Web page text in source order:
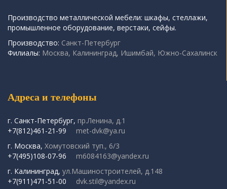
Производство металлической мебели: шкафы, стеллажи,
промышленное оборудование, верстаки, сейфы.
Производство: Санкт-Петербург
Филиалы: Москва, Калининград, Ишимбай, Южно-Сахалинск
Адреса и телефоны
г. Санкт-Петербург, пр.Ленина, д.1
+7(812)461-21-99
met-dvk@ya.ru
г. Москва, Хомутовский туп., 6/3
+7(495)108-07-96
m6084163@yandex.ru
г. Калининград, ул.Машиностроителей, д.148
+7(911)471-51-00
dvk.stil@yandex.ru